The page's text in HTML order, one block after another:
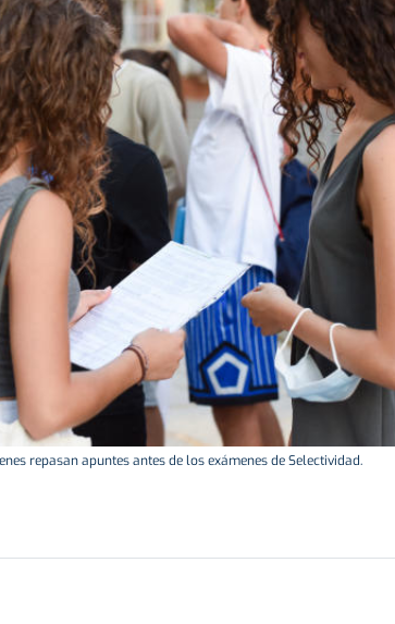
repasan apuntes antes de los exámenes de Selectividad.